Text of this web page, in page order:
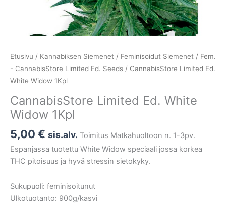
Etusivu / Kannabiksen Siemenet / Feminisoidut Siemenet / Fem.
- CannabisStore Limited Ed. Seeds / CannabisStore Limited Ed.
White Widow 1Kpl
CannabisStore Limited Ed. White
Widow 1Kpl
5,00 € sis.alv. Toimitus Matkahuoltoon n. 1-3pv.
Espanjassa tuotettu White Widow speciaali jossa korkea
THC pitoisuus ja hyvä stressin sietokyky.
Sukupuoli: feminisoitunut
Ulkotuotanto: 900g/kasvi